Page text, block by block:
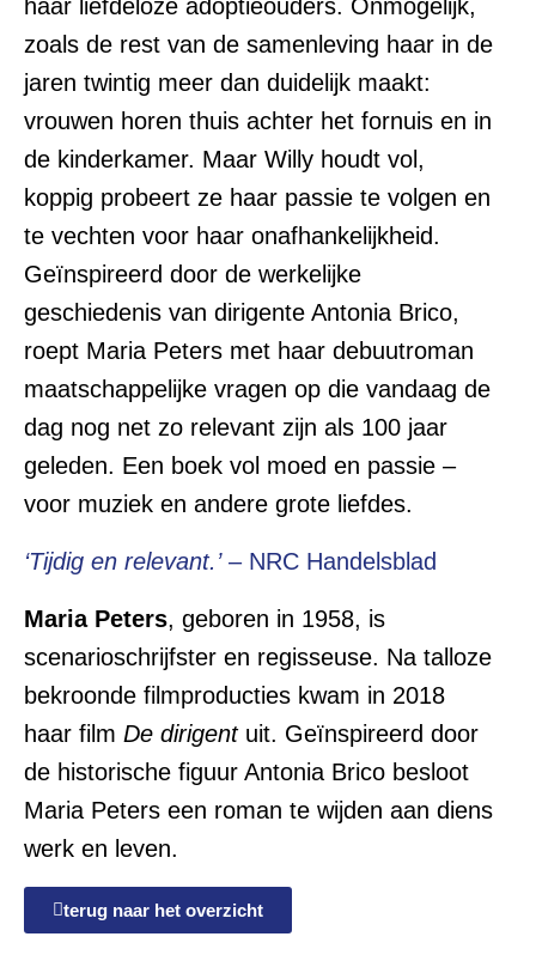
haar liefdeloze adoptieouders. Onmogelijk,
zoals de rest van de samenleving haar in de
jaren twintig meer dan duidelijk maakt:
vrouwen horen thuis achter het fornuis en in
de kinderkamer. Maar Willy houdt vol,
koppig probeert ze haar passie te volgen en
te vechten voor haar onafhankelijkheid.
Geïnspireerd door de werkelijke
geschiedenis van dirigente Antonia Brico,
roept Maria Peters met haar debuutroman
maatschappelijke vragen op die vandaag de
dag nog net zo relevant zijn als 100 jaar
geleden. Een boek vol moed en passie –
voor muziek en andere grote liefdes.
‘Tijdig en relevant.’– NRC Handelsblad
Maria Peters, geboren in 1958, is
scenarioschrijfster en regisseuse. Na talloze
bekroonde filmproducties kwam in 2018
haar film De dirigentuit. Geïnspireerd door
de historische figuur Antonia Brico besloot
Maria Peters een roman te wijden aan diens
werk en leven.
terug naar het overzicht